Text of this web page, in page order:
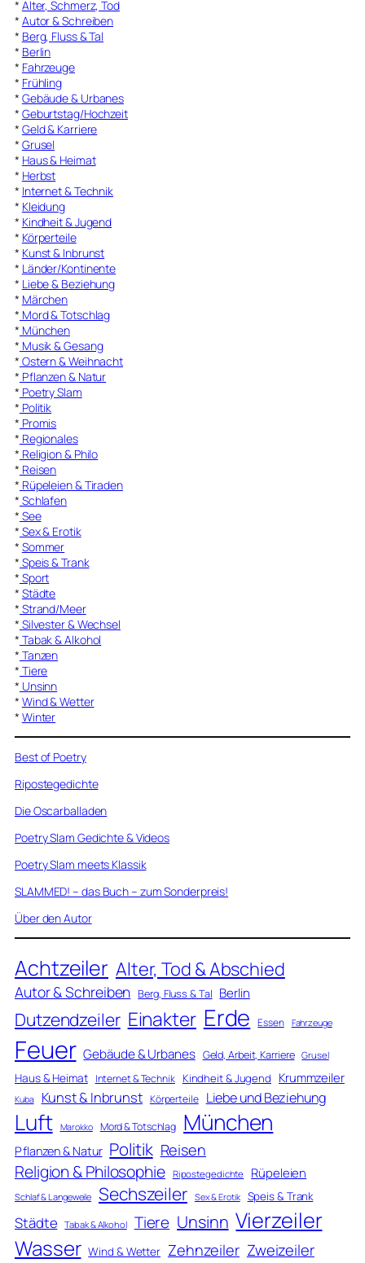
* Alter, Schmerz, Tod
* Autor & Schreiben
* Berg, Fluss & Tal
* Berlin
* Fahrzeuge
* Frühling
* Gebäude & Urbanes
* Geburtstag/Hochzeit
* Geld & Karriere
* Grusel
* Haus & Heimat
* Herbst
* Internet & Technik
* Kleidung
* Kindheit & Jugend
* Körperteile
* Kunst & Inbrunst
* Länder/Kontinente
* Liebe & Beziehung
* Märchen
* Mord & Totschlag
* München
* Musik & Gesang
* Ostern & Weihnacht
* Pflanzen & Natur
* Poetry Slam
* Politik
* Promis
* Regionales
* Religion & Philo
* Reisen
* Rüpeleien & Tiraden
* Schlafen
* See
* Sex & Erotik
* Sommer
* Speis & Trank
* Sport
* Städte
* Strand/Meer
* Silvester & Wechsel
* Tabak & Alkohol
* Tanzen
* Tiere
* Unsinn
* Wind & Wetter
* Winter
Best of Poetry
Ripostegedichte
Die Oscarballaden
Poetry Slam Gedichte & Videos
Poetry Slam meets Klassik
SLAMMED! – das Buch – zum Sonderpreis!
Über den Autor
Achtzeiler Alter, Tod & Abschied
Autor & Schreiben Berg, Fluss & Tal Berlin
Dutzendzeiler Einakter Erde Essen Fahrzeuge
Feuer Gebäude & Urbanes Geld, Arbeit, Karriere Grusel
Haus & Heimat Internet & Technik Kindheit & Jugend Krummzeiler
Kuba Kunst & Inbrunst Körperteile Liebe und Beziehung
Luft Marokko Mord & Totschlag München
Pflanzen & Natur Politik Reisen
Religion & Philosophie Ripostegedichte Rüpeleien
Schlaf & Langeweile Sechszeiler Sex & Erotik Speis & Trank
Städte Tabak & Alkohol Tiere Unsinn Vierzeiler
Wasser Wind & Wetter Zehnzeiler Zweizeiler